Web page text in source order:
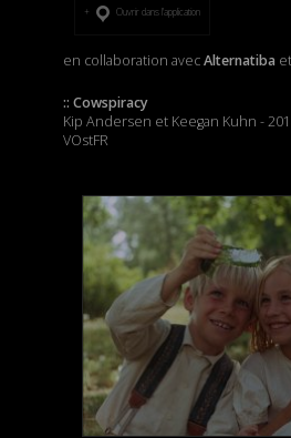
Ouvrir dans l’application
en collaboration avecAlternatiba et
:: Cowspiracy
Kip Andersen et Keegan Kuhn -
VOstFR